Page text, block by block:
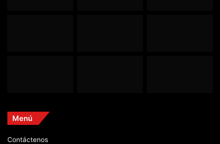
Menú
Contáctenos